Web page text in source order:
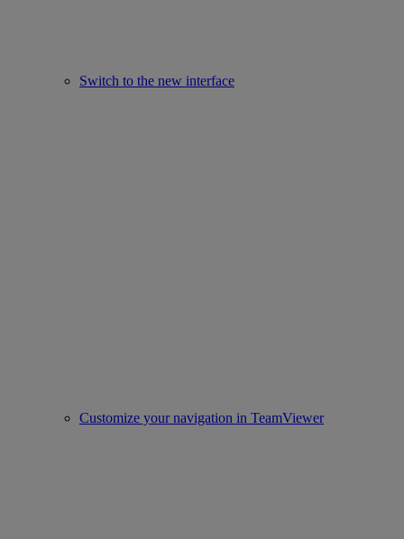
Switch to the new interface
Customize your navigation in TeamViewer